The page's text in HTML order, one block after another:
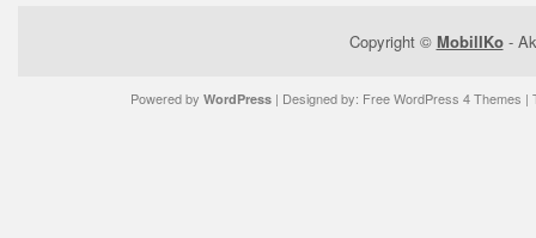
Copyright © MobilIKo-
Powered by WordPress| Designed by: Free WordPress 4 Themes |